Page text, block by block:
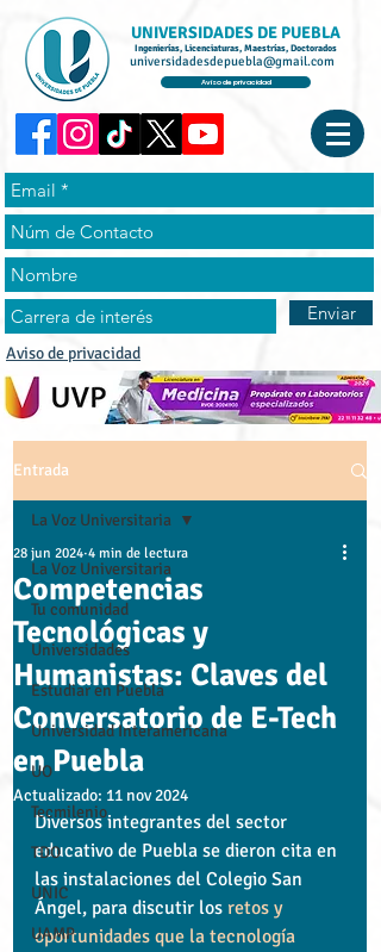
UNIVERSIDADES DE PUEBLA
Ingenierías, Licenciaturas, Maestrías, Doctorados
universidadesdepuebla@gmail.com
Aviso de privacidad
Enviar
Aviso de privacidad
Entrada
La Voz Universitaria
Tu comunidad
Universidades
Estudiar en Puebla
Universidad Interamericana
UO
Tecmilenio
TDO
UNIC
UAMP
La Voz Universitaria
Competencias
Tecnológicas y
Humanistas: Claves del
Conversatorio de E-Tech
en Puebla
28 jun 2024 4 min de lectura
Actualizado: 11 nov 2024
Diversos integrantes del sector
educativo de Puebla se dieron cita en
las instalaciones del Colegio San
Ángel, para discutir los retos y
oportunidades que la tecnología